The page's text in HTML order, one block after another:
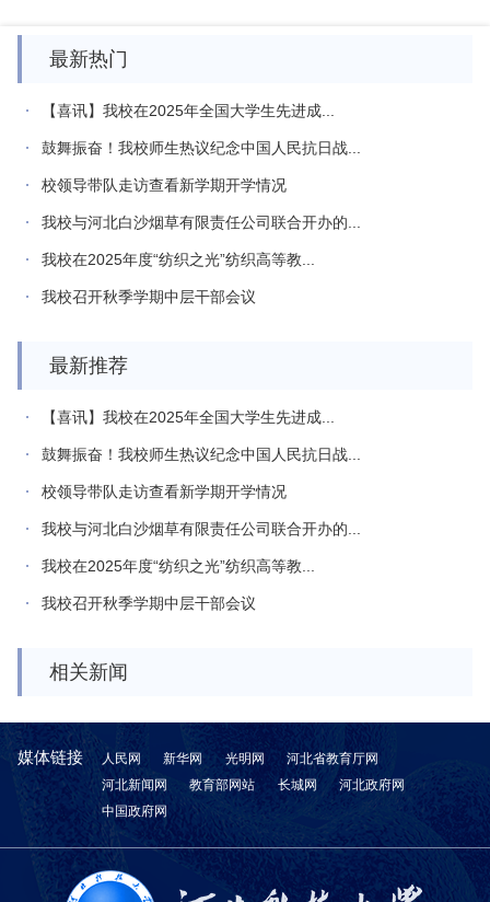
最新热门
【喜讯】我校在2025年全国大学生先进成...
鼓舞振奋！我校师生热议纪念中国人民抗日战...
校领导带队走访查看新学期开学情况
我校与河北白沙烟草有限责任公司联合开办的...
我校在2025年度“纺织之光”纺织高等教...
我校召开秋季学期中层干部会议
最新推荐
【喜讯】我校在2025年全国大学生先进成...
鼓舞振奋！我校师生热议纪念中国人民抗日战...
校领导带队走访查看新学期开学情况
我校与河北白沙烟草有限责任公司联合开办的...
我校在2025年度“纺织之光”纺织高等教...
我校召开秋季学期中层干部会议
相关新闻
媒体链接 人民网 新华网 光明网
河北省教育厅网
河北新闻网
教育部网站 长城网
河北政府网
中国政府网